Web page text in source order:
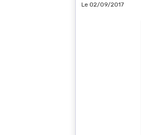
Le 02/09/2017